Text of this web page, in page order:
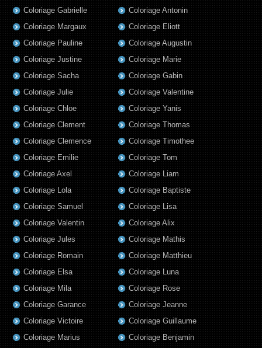
Coloriage Gabrielle
Coloriage Antonin
Coloriage Margaux
Coloriage Pauline
Coloriage Justine
Coloriage Sacha
Coloriage Julie
Coloriage Chloe
Coloriage Clement
Coloriage Clemence
Coloriage Emilie
Coloriage Axel
Coloriage Lola
Coloriage Samuel
Coloriage Valentin
Coloriage Jules
Coloriage Romain
Coloriage Elsa
Coloriage Mila
Coloriage Garance
Coloriage Victoire
Coloriage Marius
Coloriage Eliott
Coloriage Augustin
Coloriage Marie
Coloriage Gabin
Coloriage Valentine
Coloriage Yanis
Coloriage Thomas
Coloriage Timothee
Coloriage Tom
Coloriage Liam
Coloriage Baptiste
Coloriage Lisa
Coloriage Alix
Coloriage Mathis
Coloriage Matthieu
Coloriage Luna
Coloriage Rose
Coloriage Jeanne
Coloriage Guillaume
Coloriage Benjamin